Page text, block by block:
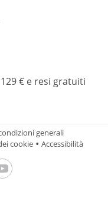
€ e resi gratuiti
generali
cookie Accessibilità